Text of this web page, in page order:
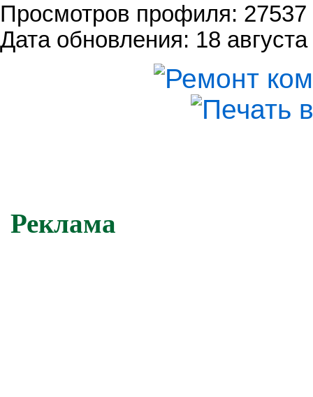
Просмотров профиля: 27537
Дата обновления: 18 августа
Реклама